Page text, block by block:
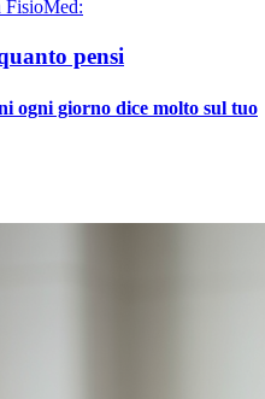
FisioMed:
pensi
ogni giorno dice molto sul tuo